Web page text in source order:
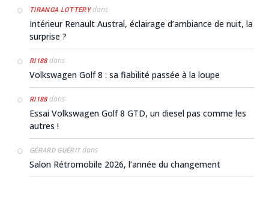
TIRANGA LOTTERYdans
Intérieur Renault Austral, éclairage d’ambiance de nuit, la
surprise ?
RI188dans
Volkswagen Golf 8 : sa fiabilité passée à la loupe
RI188dans
Essai Volkswagen Golf 8 GTD, un diesel pas comme les
autres !
GÉRARD GUÉRITdans
Salon Rétromobile 2026, l’année du changement